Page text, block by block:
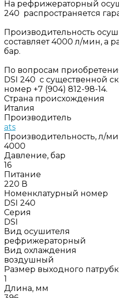
На рефрижераторный
240 распространяется
Производительность
составляет 4000 л/мин, а
бар.
По вопросам
DSI 240 с существенной
номер +7 (904) 812-98-14.
Страна происхождения
Италия
Производитель
ats
Производительность, л/
4000
Давление, бар
16
Питание
220 В
Номенклатурный номер
DSI 240
Серия
DSI
Вид осушителя
рефрижераторный
Вид охлаждения
воздушный
Размер выходного
1
Длина, мм